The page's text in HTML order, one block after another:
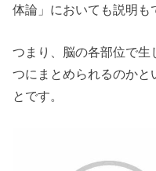
体論」においても説明も
つまり、脳の各部位で生
つにまとめられるのかと
とです。